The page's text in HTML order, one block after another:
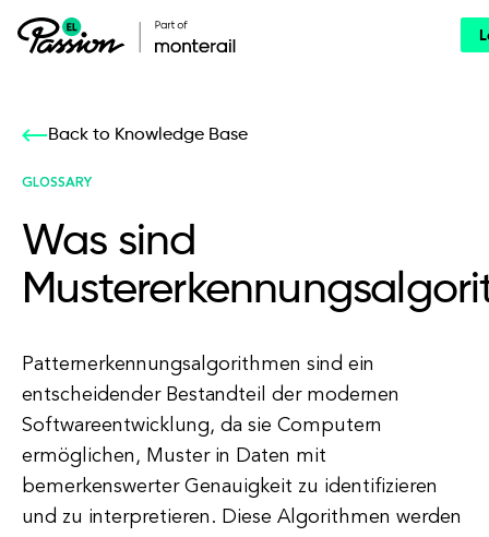
Back to Knowledge Base
GLOSSARY
Was sind
Patternerkennungsalgorithmen sind ein
entscheidender Bestandteil der modernen
Softwareentwicklung, da sie Computern
ermöglichen, Muster in Daten mit
bemerkenswerter Genauigkeit zu identifizieren
und zu interpretieren. Diese Algorithmen werden